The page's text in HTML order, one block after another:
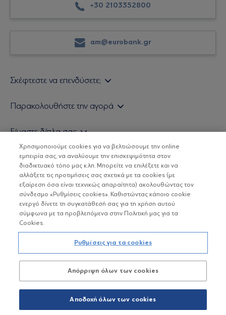
+30 2103352800
am@eurobank.gr
Σκέφτεστε να επενδύσετε;
Τιμολογιακή Πολιτική
Δείτε τις πολιτικές μας
Βασικές Γνώσεις
Παρακολουθήστε την αγορά
Τα νέα μας
Χρήσιμοι σύνδεσμοι
Είμαστε δίπλα σας
H Eurobank Asset Management ΑΕΔΑΚ
Επενδυτική φιλοσοφία ESG
Πιστοποιημένα στελέχη και συνεργάτες
Αποστολή Βιογραφικών
ΟΙ ΟΣΕΚΑ ΔΕΝ ΕΧΟΥΝ ΕΓΓΥΗΜΕΝΗ ΑΠΟΔΟΣΗ ΚΑΙ ΟΙ
ΠΡΟΗΓΟΥΜΕΝΕΣ ΑΠΟΔΟΣΕΙΣ ΔΕΝ ΔΙΑΣΦΑΛΙΖΟΥΝ ΤΙΣ
ΜΕΛΛΟΝΤΙΚΕΣ
Copyright © Eurobank ΑΕΔΑΚ
Προστασία Προσωπικών Δεδομένων
Όροι χρήσης
Πολιτική cookies
Χρησιμοποιούμε cookies για να βελτιώσουμε την online
εμπειρία σας, να αναλύουμε την επισκεψιμότητα στον
διαδικτυακό τόπο μας κ.λπ. Μπορείτε να επιλέξετε και να
αλλάξετε τις προτιμήσεις σας σχετικά με τα cookies (με
εξαίρεση όσα είναι τεχνικώς απαραίτητα) ακολουθώντας τον
σύνδεσμο «Ρυθμίσεις cookies». Καθιστώντας κάποιο cookie
ενεργό δίνετε τη συγκατάθεσή σας για τη χρήση αυτού
σύμφωνα με τα προβλεπόμενα στην Πολιτική μας για τα
Cookies.
Ρυθμίσεις για τα cookies
Απόρριψη όλων των cookies
Αποδοχή όλων των cookies